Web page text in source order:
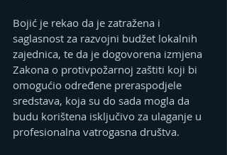
Bojić je rekao da je zatražena i
saglasnost za razvojni budžet lokalnih
zajednica, te da je dogovorena izmjena
Zakona o protivpožarnoj zaštiti koji bi
omogućio određene preraspodjele
sredstava, koja su do sada mogla da
budu korištena isključivo za ulaganje u
profesionalna vatrogasna društva.